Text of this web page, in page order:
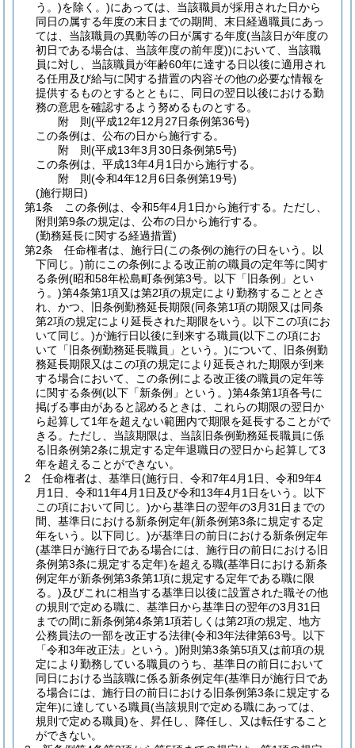
う。)を除く。)にあっては、当該職員が採用された日から
同日の属する年度の末日までの期間、末日経過職員にあっ
ては、当該職員の異動等の日が属する年度(当該日が年度の
初日である場合は、当該年度の前年度))において、当該職
員に対し、当該職員が年齢60年に達する日以後に適用され
る任用及び給与に関する措置の内容その他の必要な情報を
提供するものとするとともに、同日の翌日以後における勤
務の意思を確認するよう努めるものとする。
附 則(平成12年12月27日条例第36号)
この条例は、公布の日から施行する。
附 則(平成13年3月30日条例第5号)
この条例は、平成13年4月1日から施行する。
附 則(令和4年12月6日条例第19号)
(施行期日)
第1条
この条例は、令和5年4月1日から施行する。 ただし、
附則第9条の規定は、公布の日から施行する。
(勤務延長に関する経過措置)
第2条
任命権者は、施行日(この条例の施行の日をいう。以
下同じ。)前にこの条例による改正前の職員の定年等に関す
る条例(昭和58年松島町条例第3号。以下「旧条例」とい
う。)第4条第1項又は第2項の規定により勤務することとさ
れ、かつ、旧条例勤務延長期限(同条第1項の期限又は同条
第2項の規定により延長された期限をいう。以下この項にお
いて同じ。)が施行日以後に到来する職員(以下この項にお
いて「旧条例勤務延長職員」という。)について、旧条例勤
務延長期限又はこの項の規定により延長された期限が到来
する場合において、この条例による改正後の職員の定年等
に関する条例(以下「新条例」という。)第4条第1項各号に
掲げる事由があると認めるときは、これらの期限の翌日か
ら起算して1年を超えない範囲内で期限を延長することがで
きる。 ただし、当該期限は、当該旧条例勤務延長職員に係
る旧条例第2条に規定する定年退職日の翌日から起算して3
年を超えることができない。
2
任命権者は、基準日(施行日、令和7年4月1日、令和9年4
月1日、令和11年4月1日及び令和13年4月1日をいう。以下
この項において同じ。)から基準日の翌年の3月31日までの
間、基準日における新条例定年(新条例第3条に規定する定
年をいう。以下同じ。)が基準日の前日における新条例定年
(基準日が施行日である場合には、施行日の前日における旧
条例第3条に規定する定年)を超える職(基準日における新条
例定年が新条例第3条第1項に規定する定年である職に限
る。)及びこれに相当する基準日以後に設置された職その他
の規則で定める職に、基準日から基準日の翌年の3月31日
までの間に新条例第4条第1項若しくは第2項の規定、地方
公務員法の一部を改正する法律(令和3年法律第63号。以下
「令和3年改正法」という。)附則第3条第5項又は前項の規
定により勤務している職員のうち、基準日の前日において
同日における当該職に係る新条例定年(基準日が施行日であ
る場合には、施行日の前日における旧条例第3条に規定する
定年)に達している職員(当該規則で定める職にあっては、
規則で定める職員)を、昇任し、降任し、又は転任すること
ができない。